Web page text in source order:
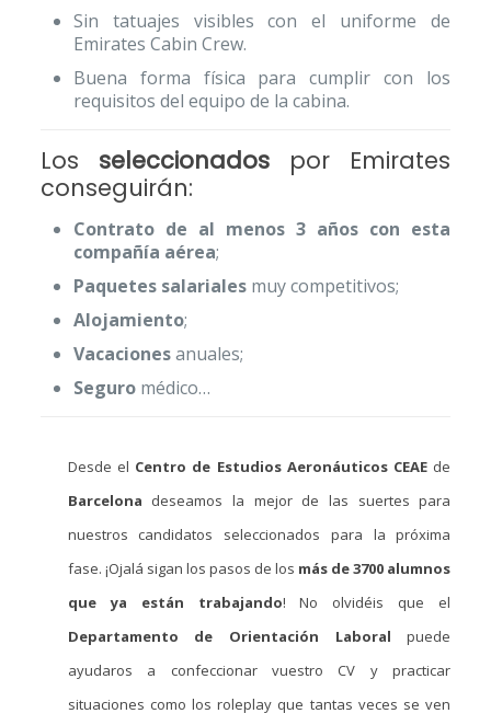
Sin tatuajes visibles con el uniforme de
Emirates Cabin Crew.
Buena forma física para cumplir con los
requisitos del equipo de la cabina.
Los seleccionadospor Emirates
conseguirán:
Contrato de al menos 3 años con esta
compañía aérea;
Paquetes salarialesmuy competitivos;
Alojamiento;
Vacacionesanuales;
Seguromédico…
Desde el Centro de Estudios Aeronáuticos CEAEde
Barcelona deseamos la mejor de las suertes para
nuestros candidatos seleccionados para la próxima
fase. ¡Ojalá sigan los pasos de los más de 3700 alumnos
que ya están trabajando! No olvidéis que el
Departamento de Orientación Laboral puede
ayudaros a confeccionar vuestro CV y practicar
situaciones como los roleplay que tantas veces se ven